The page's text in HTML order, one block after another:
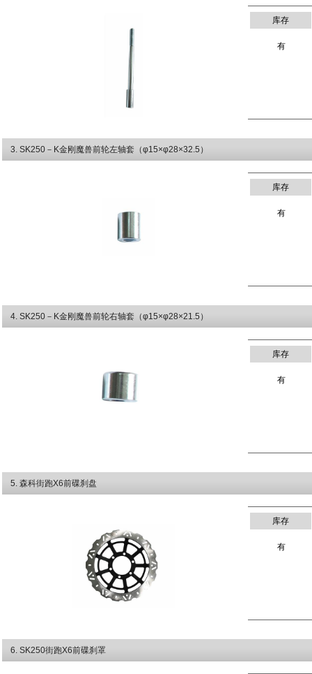
库存
有
3. SK250－K金刚魔兽前轮左轴套（φ15×φ28×32.5）
库存
有
4. SK250－K金刚魔兽前轮右轴套（φ15×φ28×21.5）
库存
有
5. 森科街跑X6前碟刹盘
库存
有
6. SK250街跑X6前碟刹罩